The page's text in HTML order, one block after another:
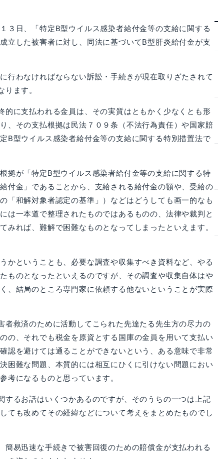
日、「特定B型ウイルス感染者給付金等の支給に関する
立した被害者に対し、同法に基づいてB型肝炎給付金が支
行わなければならない訴訟・手続きが現在取りざたされて
ます。
に支払われる金員は、その実質はともかく少なくとも形
、その支払根拠は民法７０９条（不法行為責任）や国家賠
B型ウイルス感染者給付金等の支給に関する特別措置法で
拠が「特定B型ウイルス感染者給付金等の支給に関する特
付金」であることから、支給される給付金の額や、受給の
「和解対象者認定の基準」）などはどうしても画一的なも
は一本道で整理されたものではあるものの、法律や裁判と
みれば、難解で困難なものとなってしまったといえます。
かということも、必要な調査や収集すべき資料など、やる
ものとなったといえるのですが、その調査や収集自体はや
、結局のところ専門家に依頼する他ないということが実際
救済のために活動してこられた先達たる先生方の尽力の
の、それでも税金を原資とする国庫の金員を用いて支払い
認を避けては通ることができないという、ある意味で非常
困難な問題、本質的には相互にひくに引けない問題におい
考になるものと思っています。
るお話はいくつかあるのですが、そのうちの一つは上記
ても改めてその経緯などについて考えをまとめたものでし
易迅速な手続きで被害回復のための賠償金が支払われる